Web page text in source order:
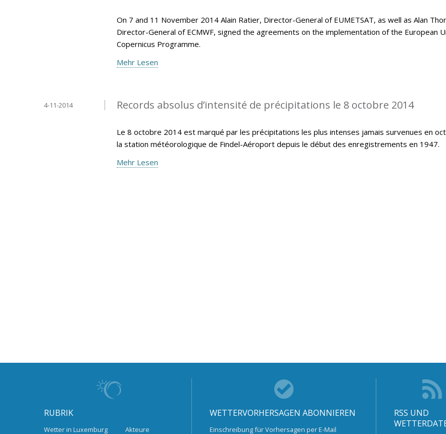
On 7 and 11 November 2014 Alain Ratier, Director-General of EUMETSAT, as well as Alan
Director-General of ECMWF, signed the agreements on the implementation of the European
Copernicus Programme.
Mehr Lesen
Records absolus d’intensité de précipitations le 8 octobre 2014
4-11-2014
Le 8 octobre 2014 est marqué par les précipitations les plus intenses jamais survenues en
la station météorologique de Findel-Aéroport depuis le début des enregistrements en 1947.
Mehr Lesen
RUBRIK
Wetter in Luxemburg Akteure
WETTERVORHERSAGEN ABONNIEREN
Einschreibung für Vorhersagen per E-Mail
RSS UND